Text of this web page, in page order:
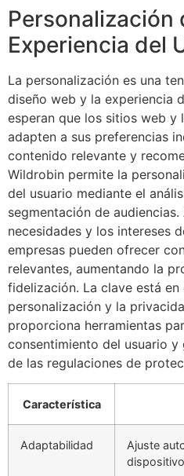
Personalización
Experiencia del
La personalización es una
diseño web y la experiencia
esperan que los sitios web y
adapten a sus preferencias
contenido relevante y
Wildrobin permite la
del usuario mediante el
segmentación de
necesidades y los intereses
empresas pueden ofrecer
relevantes, aumentando la
fidelización. La clave está
personalización y la
proporciona herramientas
consentimiento del usuario
de las regulaciones de
Característica
Adaptabilidad
Ajuste